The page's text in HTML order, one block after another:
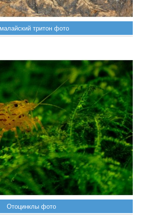
тритон фото
Отоцинклы фото